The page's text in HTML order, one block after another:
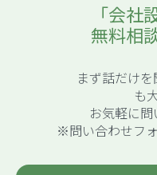
「会社
無料相
まず話だけ
も
お気軽に問
※問い合わせフ